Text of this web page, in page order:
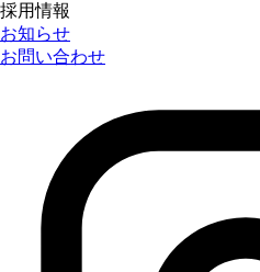
採用情報
お知らせ
お問い合わせ